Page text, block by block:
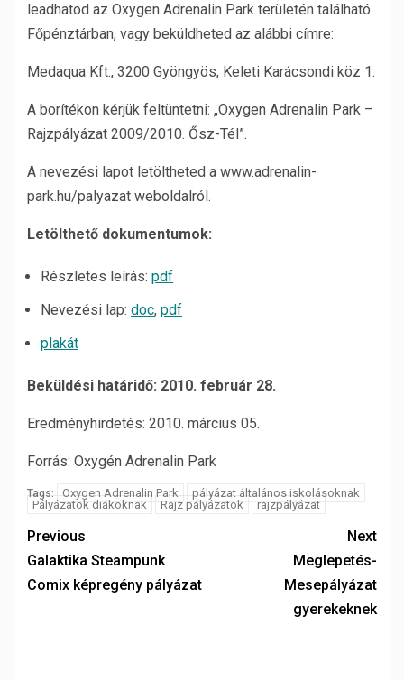
leadhatod az Oxygen Adrenalin Park területén található
Főpénztárban, vagy beküldheted az alábbi címre:
Medaqua Kft., 3200 Gyöngyös, Keleti Karácsondi köz 1.
A borítékon kérjük feltüntetni: „Oxygen Adrenalin Park –
Rajzpályázat 2009/2010. Ősz-Tél”.
A nevezési lapot letöltheted a www.adrenalin-
park.hu/palyazat weboldalról.
Letölthető dokumentumok:
Részletes leírás: pdf
Nevezési lap: doc, pdf
plakát
Beküldési határidő: 2010. február 28.
Eredményhirdetés: 2010. március 05.
Forrás: Oxygén Adrenalin Park
Tags: Oxygen Adrenalin Park
pályázat általános iskolásoknak
Pályázatok diákoknak
Rajz pályázatok rajzpályázat
Previous
Galaktika Steampunk
Comix képregény pályázat
Next
Meglepetés-
Mesepályázat
gyerekeknek